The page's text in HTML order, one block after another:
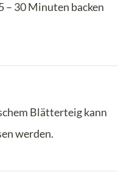
– 30 Minuten backen
Blätterteig kann
werden.